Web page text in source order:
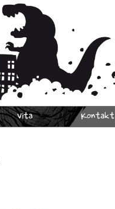
Vita Kontakt